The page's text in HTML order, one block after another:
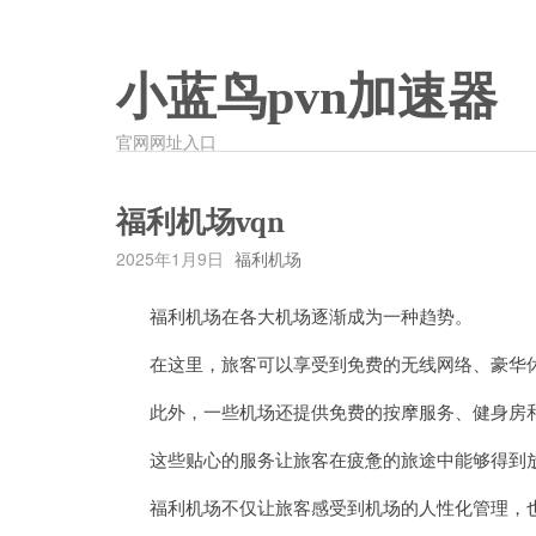
小蓝鸟pvn加速器
官网网址入口
福利机场vqn
2025年1月9日 福利机场
福利机场在各大机场逐渐成为一种趋势。
在这里，旅客可以享受到免费的无线网络、豪华
此外，一些机场还提供免费的按摩服务、健身房
这些贴心的服务让旅客在疲惫的旅途中能够得到
福利机场不仅让旅客感受到机场的人性化管理，